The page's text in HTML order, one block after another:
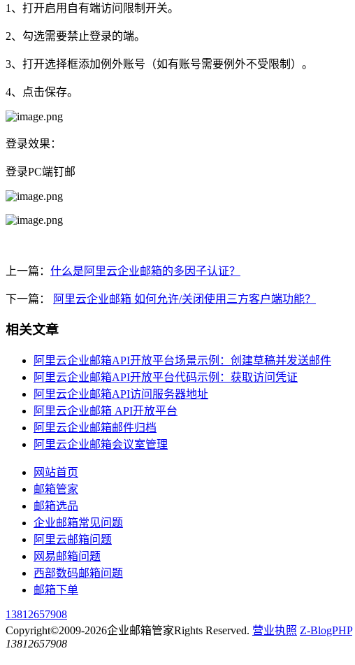
1、打开启用自有端访问限制开关。
2、勾选需要禁止登录的端。
3、打开选择框添加例外账号（如有账号需要例外不受限制）。
4、点击保存。
登录效果：
登录PC端钉邮
上一篇： 什么是阿里云企业邮箱的多因子认证？
下一篇： 阿里云企业邮箱 如何允许/关闭使用三方客户端功能？
相关文章
阿里云企业邮箱API开放平台场景示例：创建草稿并发送邮件
阿里云企业邮箱API开放平台代码示例：获取访问凭证
阿里云企业邮箱API访问服务器地址
阿里云企业邮箱 API开放平台
阿里云企业邮箱邮件归档
阿里云企业邮箱会议室管理
网站首页
邮箱管家
邮箱选品
企业邮箱常见问题
阿里云邮箱问题
网易邮箱问题
西部数码邮箱问题
邮箱下单
13812657908
Copyright©2009-2026企业邮箱管家Rights Reserved. 营业执照 Z-BlogPHP
13812657908